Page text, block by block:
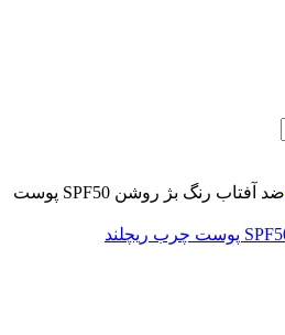
ضد آفتاب رنگ بژ روشن SPF50 پوست